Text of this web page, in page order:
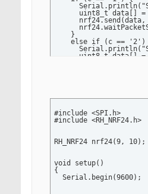
uint8_t data[] =
nrf24.send(data,
    }
else if (c == '2')
uint8_t data[] =
    }
}
#include <SPI.h>
#include <RH_NRF24.h>
RH_NRF24 nrf24(9,
void setup()
{
  Serial.begin(9600);